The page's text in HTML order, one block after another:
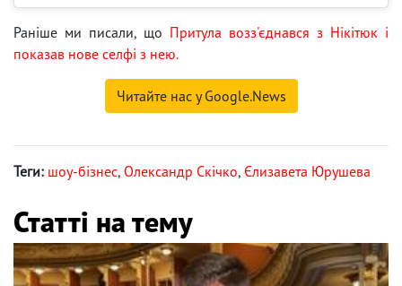
Раніше ми писали, що Притула возз'єднався з Нікітюк і
показав нове селфі з нею.
Читайте нас у Google.News
Теги: шоу-бізнес, Олександр Скічко, Єлизавета Юрушева
Статті на тему